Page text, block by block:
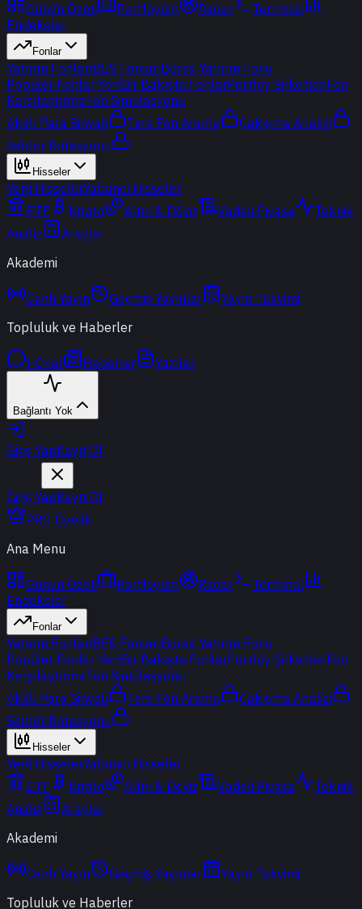
Günün Özeti Portföyüm Radar
Terminal
Endeksler
Fonlar
Yatırım FonlarıBES FonlarıBorsa Yatırım Fonu
Popüler Fonlar YeniBir Bakışta FonlarPortföy ŞirketleriFon
KarşılaştırmaFon Simülasyonu
Akıllı Para Sinyali
Ters Fon Arama
Çakışma Analizi
Sektör Rotasyonu
Hisseler
Yerli HisselerYabancı Hisseler
ETF
Kripto Altın & Döviz Vadeli Piyasa
Teknik
Analiz
Araçlar
Akademi
Canlı Yayın Geçmiş Yayınlar
Yayın Takvimi
Topluluk ve Haberler
t-Chat Haberler Yazılar
Bağlantı Yok
Giriş YapKayıt Ol
Giriş YapKayıt Ol
PRO Üyelik
Ana Menu
Günün Özeti Portföyüm Radar
Terminal
Endeksler
Fonlar
Yatırım FonlarıBES FonlarıBorsa Yatırım Fonu
Popüler Fonlar YeniBir Bakışta FonlarPortföy ŞirketleriFon
KarşılaştırmaFon Simülasyonu
Akıllı Para Sinyali
Ters Fon Arama
Çakışma Analizi
Sektör Rotasyonu
Hisseler
Yerli HisselerYabancı Hisseler
ETF
Kripto Altın & Döviz Vadeli Piyasa
Teknik
Analiz
Araçlar
Akademi
Canlı Yayın Geçmiş Yayınlar
Yayın Takvimi
Topluluk ve Haberler